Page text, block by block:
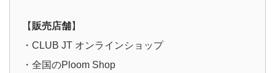
【 販売店舗】
・CLUB JT オンラインショップ
・全国のPloom Shop